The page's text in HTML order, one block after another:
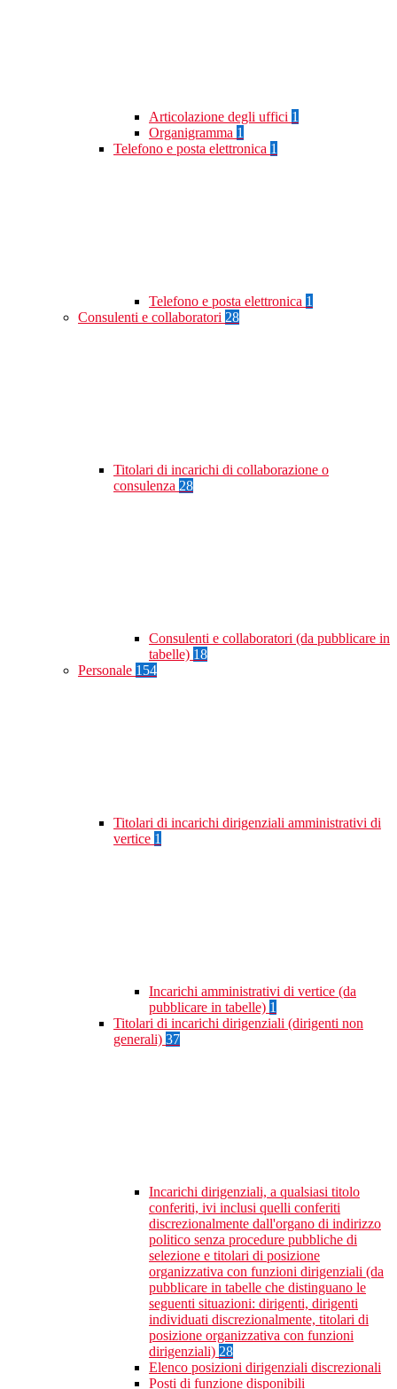
Articolazione degli uffici 1
Organigramma 1
Telefono e posta elettronica 1
Telefono e posta elettronica 1
Consulenti e collaboratori 28
Titolari di incarichi di collaborazione o
consulenza 28
Consulenti e collaboratori (da pubblicare in
tabelle) 18
Personale 154
Titolari di incarichi dirigenziali amministrativi di
vertice 1
Incarichi amministrativi di vertice (da
pubblicare in tabelle) 1
Titolari di incarichi dirigenziali (dirigenti non
generali) 37
Incarichi dirigenziali, a qualsiasi titolo
conferiti, ivi inclusi quelli conferiti
discrezionalmente dall'organo di indirizzo
politico senza procedure pubbliche di
selezione e titolari di posizione
organizzativa con funzioni dirigenziali (da
pubblicare in tabelle che distinguano le
seguenti situazioni: dirigenti, dirigenti
individuati discrezionalmente, titolari di
posizione organizzativa con funzioni
dirigenziali) 28
Elenco posizioni dirigenziali discrezionali
Posti di funzione disponibili